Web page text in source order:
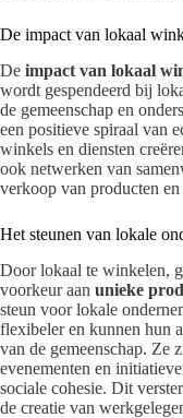
De impact van lokaal
De impact van lokaal
wordt gespendeerd bij
de gemeenschap en
een positieve spiraal van
winkels en diensten
ook netwerken van
verkoop van producten en
Het steunen van lokale
Door lokaal te winkelen,
voorkeur aan unieke
steun voor lokale
flexibeler en kunnen hun
van de gemeenschap. Ze
evenementen en
sociale cohesie. Dit
de creatie van